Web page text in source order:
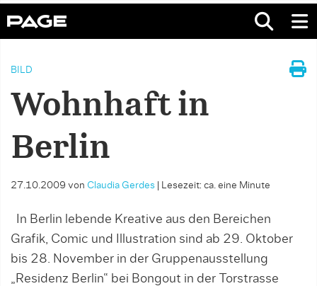
BILD
Wohnhaft in
Berlin
27.10.2009 von Claudia Gerdes Lesezeit: ca. eine Minute
In Berlin lebende Kreative aus den Bereichen
Grafik, Comic und Illustration sind ab 29. Oktober
bis 28. November in der Gruppenausstellung
„Residenz Berlin“ bei Bongout in der Torstrasse